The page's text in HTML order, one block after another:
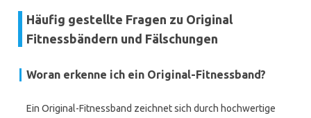
Häufig gestellte Fragen zu Original
Fitnessbändern und Fälschungen
Woran erkenne ich ein Original-Fitnessband?
Ein Original-Fitnessband zeichnet sich durch hochwertige